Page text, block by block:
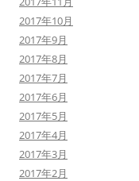
2017年10月
2017年9月
2017年8月
2017年7月
2017年6月
2017年5月
2017年4月
2017年3月
2017年2月